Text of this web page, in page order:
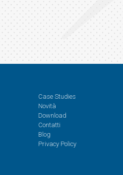
Case Studies
Novità
Download
Contatti
Blog
Privacy Policy